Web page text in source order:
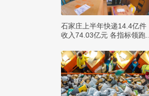
石家庄上半年快递14.4亿件
收入74.03亿元 各指标领跑全